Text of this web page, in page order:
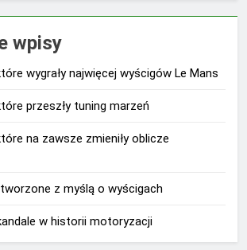
wpisy
wygrały najwięcej wyścigów Le Mans
przeszły tuning marzeń
na zawsze zmieniły oblicze
z myślą o wyścigach
w historii motoryzacji